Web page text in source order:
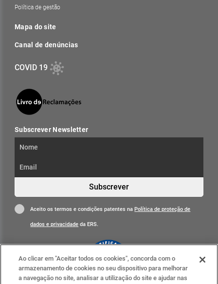
Política de gestão
Mapa do site
Canal de denúncias
COVID 19
Subscrever Newsletter
Subscrever
Aceito os termos e condições patentes na Política de proteção de
dados e privacidade da ERS.
Ao clicar em "Aceitar todos os cookies", concorda com o
armazenamento de cookies no seu dispositivo para melhorar
a navegação no site, analisar a utilização do site e ajudar nas